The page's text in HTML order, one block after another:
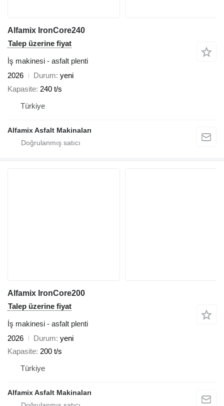
Alfamix IronCore240
Talep üzerine fiyat
İş makinesi - asfalt plenti
2026
Durum yeni
Kapasite 240 t/s
Türkiye
Alfamix Asfalt Makinaları
Alfamix IronCore200
Talep üzerine fiyat
İş makinesi - asfalt plenti
2026
Durum yeni
Kapasite 200 t/s
Türkiye
Alfamix Asfalt Makinaları